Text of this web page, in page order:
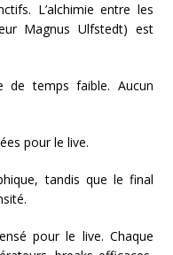
L’alchimie entre les
Magnus Ulfstedt) est
de temps faible. Aucun
pour le live.
tandis que le final
pour le live. Chaque